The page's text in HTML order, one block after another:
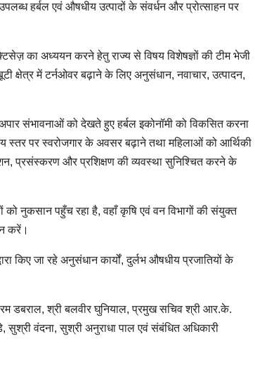
हर्बल एवं औषधीय उत्पादों के संवर्धन और प्रोत्साहन पर
का अध्ययन करने हेतु राज्य से विषय विशेषज्ञों की टीम भेजी
क्षेत्र में टर्नओवर बढ़ाने के लिए अनुसंधान, नवाचार, उत्पादन,
संभावनाओं को देखते हुए हर्बल इकोनॉमी को विकसित करना
स्तर पर स्वरोजगार के अवसर बढ़ाने तथा महिलाओं को आर्थिकी
प्रसंस्करण और प्रशिक्षण की व्यवस्था सुनिश्चित करने के
नुकसान पहुँच रहा है, वहाँ कृषि एवं वन विभागों की संयुक्त
करें।
किए जा रहे अनुसंधान कार्यों, दुर्लभ औषधीय प्रजातियों के
डबराल, श्री बलवीर घुनियाल, प्रमुख सचिव श्री आर.के.
वंदना, सुश्री अनुराधा पाल एवं संबंधित अधिकारी